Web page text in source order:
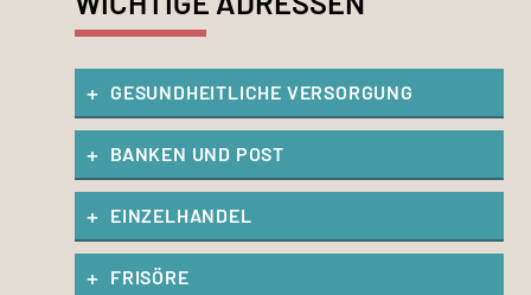
GESUNDHEITLICHE VERSORGUNG
BANKEN UND POST
EINZELHANDEL
FRISÖRE